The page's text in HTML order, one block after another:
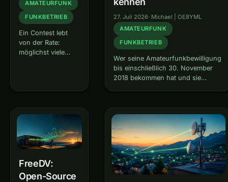
AMATEURFUNK
FUNKBETRIEB
Ein Contest lebt
von der Rate:
möglichst viele
Multiplikatoren.
während du CQ
rufst und auf eine
Antwort wartest,
passiert auf deinem
Band gerade…
27. Juli 2026· Michael | OE8YML
AMATEURFUNK
FUNKBETRIEB
Wer seine Amateurfunkbewilligung
bis einschließlich 30. November
2018 bekommen hat und sie
Stichtag, der sich nach dem
Erteilungsjahr richtet. Wer nichts
tut, steht ohne gültige Bewilligung
da,…
FreeDV:
Open-Source